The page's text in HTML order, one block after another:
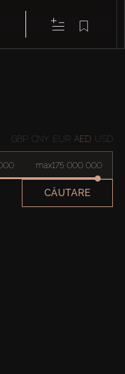
GBP CNY EUR AED USD
max
CĂUTARE